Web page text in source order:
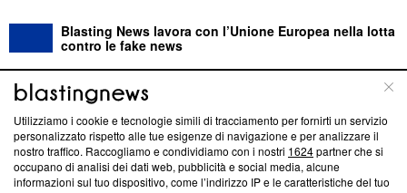
Blasting News lavora con l’Unione Europea nella lotta
contro le fake news
ABOUT LINEA EDITORIALE
Questa sezione offre informazioni trasparenti su Blasting
News, sui nostri processi editoriali e su come ci impegniamo a
creare news di qualità. Inoltre, afferma la nostra aderenza a
Utilizziamo i cookie e tecnologie simili di tracciamento per fornirti un servizio
personalizzato rispetto alle tue esigenze di navigazione e per analizzare il
nostro traffico. Raccogliamo e condividiamo con i nostri 1624partner che si
occupano di analisi dei dati web, pubblicità e social media, alcune
informazioni sul tuo dispositivo, come l’indirizzo IP e le caratteristiche del tuo